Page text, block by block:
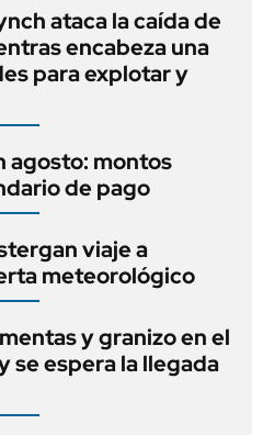
ataca la caída de
encabeza una
para explotar y
agosto: montos
de pago
viaje a
meteorológico
y granizo en el
se espera la llegada